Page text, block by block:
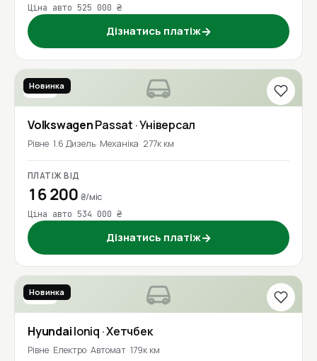
Ціна авто 525 000 ₴
Дізнатись платіж→
2016
Новинка
VolkswagenPassat · Універсал
Рівне 1.6 Дизель Механіка 277к км
ПЛАТІЖ ВІД
16 200 ₴/міс
Ціна авто 534 000 ₴
Дізнатись платіж→
2018
Новинка
HyundaiIoniq · Хетчбек
Рівне Електро Автомат 179к км